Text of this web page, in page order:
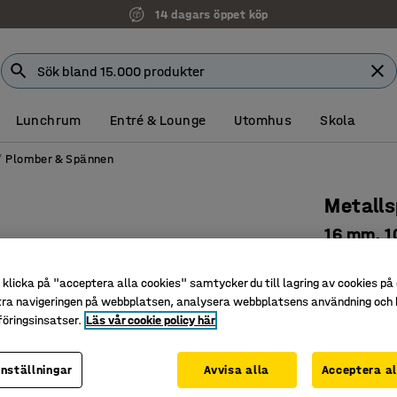
14 dagars öppet köp
Lunchrum Entré & Lounge Utomhus Skola
Plomber & Spännen
16 mm,
Till WG-
Passar
på "acceptera alla cookies" samtycker du till lagring av cookies på
navigeringen på webbplatsen, analysera webbplatsens användning
Läs vår cookie policy här
Avvisa alla Acceptera